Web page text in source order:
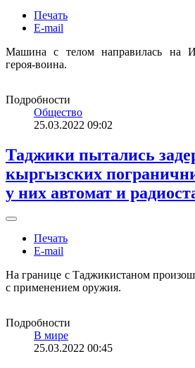
Печать
E-mail
Машина с телом направилась на
героя-воина.
Подробности
Общество
25.03.2022 09:02
Таджики пытались
кыргызских
у них автомат и
Печать
E-mail
На границе с Таджикистаном
с применением оружия.
Подробности
В мире
25.03.2022 00:45